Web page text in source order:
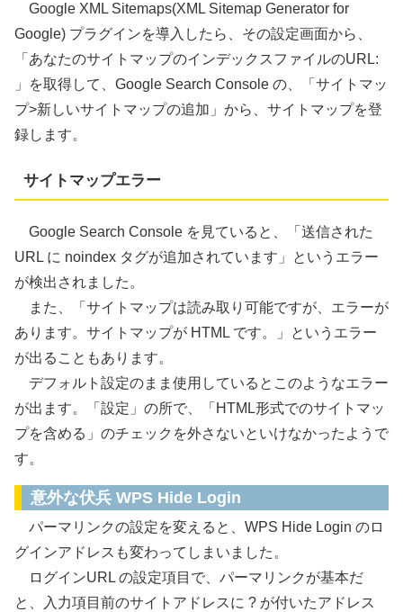
Google XML Sitemaps(XML Sitemap Generator for
Google) プラグインを導入したら、その設定画面から、
「あなたのサイトマップのインデックスファイルのURL:
」を取得して、Google Search Console の、「サイトマッ
プ>新しいサイトマップの追加」から、サイトマップを登
録します。
サイトマップエラー
Google Search Console を見ていると、「送信された
URL に noindex タグが追加されています」というエラー
が検出されました。
また、「サイトマップは読み取り可能ですが、エラーが
あります。サイトマップが HTML です。」というエラー
が出ることもあります。
デフォルト設定のまま使用しているとこのようなエラー
が出ます。「設定」の所で、「HTML形式でのサイトマッ
プを含める」のチェックを外さないといけなかったようで
す。
意外な伏兵 WPS Hide Login
パーマリンクの設定を変えると、WPS Hide Login のロ
グインアドレスも変わってしまいました。
ログインURL の設定項目で、パーマリンクが基本だ
と、入力項目前のサイトアドレスに ? が付いたアドレス